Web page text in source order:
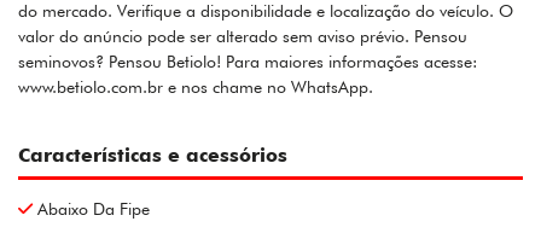
do mercado. Verifique a disponibilidade e localização do veículo. O
valor do anúncio pode ser alterado sem aviso prévio. Pensou
seminovos? Pensou Betiolo! Para maiores informações acesse:
www.betiolo.com.br e nos chame no WhatsApp.
Características e acessórios
Abaixo Da Fipe